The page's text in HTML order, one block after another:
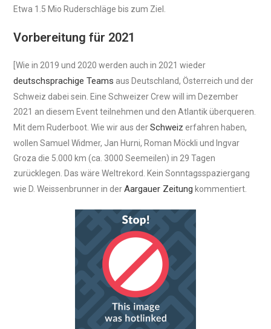
Etwa 1.5 Mio Ruderschläge bis zum Ziel.
Vorbereitung für 2021
[Wie in 2019 und 2020 werden auch in 2021 wieder
deutschsprachige Teams aus Deutschland, Österreich und der
Schweiz dabei sein. Eine Schweizer Crew will im Dezember
2021 an diesem Event teilnehmen und den Atlantik überqueren.
Mit dem Ruderboot. Wie wir aus derSchweiz erfahren haben,
wollen Samuel Widmer, Jan Hurni, Roman Möckli und Ingvar
Groza die 5.000 km (ca. 3000 Seemeilen) in 29 Tagen
zurücklegen. Das wäre Weltrekord. Kein Sonntagsspaziergang
wie D. Weissenbrunner in derAargauer Zeitung kommentiert.